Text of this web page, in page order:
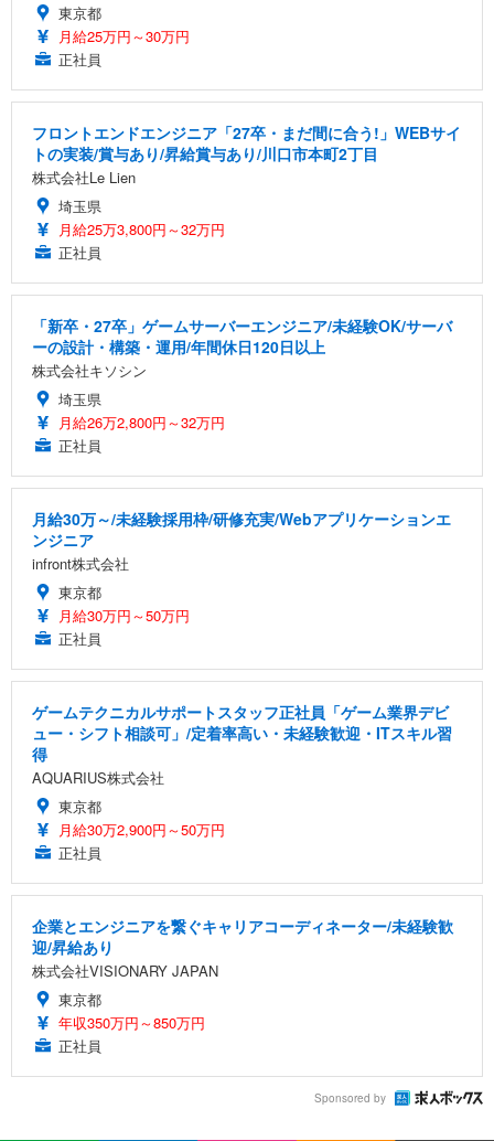
東京都
月給25万円～30万円
正社員
フロントエンドエンジニア「27卒・まだ間に合う!」WEBサイ
トの実装/賞与あり/昇給賞与あり/川口市本町2丁目
株式会社Le Lien
埼玉県
月給25万3,800円～32万円
正社員
「新卒・27卒」ゲームサーバーエンジニア/未経験OK/サーバ
ーの設計・構築・運用/年間休日120日以上
株式会社キソシン
埼玉県
月給26万2,800円～32万円
正社員
月給30万～/未経験採用枠/研修充実/Webアプリケーションエ
ンジニア
infront株式会社
東京都
月給30万円～50万円
正社員
ゲームテクニカルサポートスタッフ正社員「ゲーム業界デビ
ュー・シフト相談可」/定着率高い・未経験歓迎・ITスキル習
得
AQUARIUS株式会社
東京都
月給30万2,900円～50万円
正社員
企業とエンジニアを繋ぐキャリアコーディネーター/未経験歓
迎/昇給あり
株式会社VISIONARY JAPAN
東京都
年収350万円～850万円
正社員
Sponsored by